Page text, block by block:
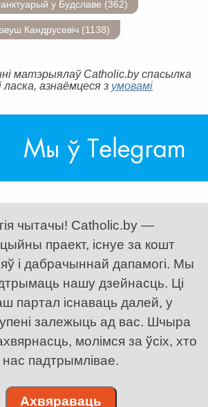
у Будславе (362)
Кандрусевіч (1138)
матэрыялаў Catholic.by спасылка
ласка, азнаёмцеся з умовамі
чытачы! Catholic.by —
праект, існуе за кошт
і дабрачыннай дапамогі. Мы
нашу дзейнасць. Ці
партал існаваць далей, у
залежыць ад вас. Шчыра
молімся за ўсіх, хто
нас падтрымлівае.
Ахвяраваць